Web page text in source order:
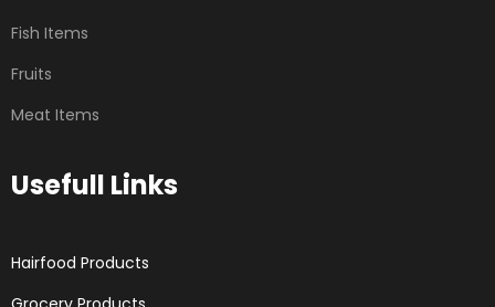
Fish Items
Fruits
Meat Items
Usefull Links
Hairfood Products